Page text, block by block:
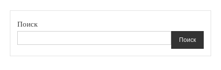
Поиск
Поиск